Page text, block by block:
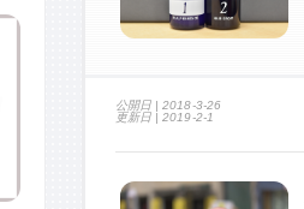
公開日 |2018-3-26
更新日 |2019-2-1